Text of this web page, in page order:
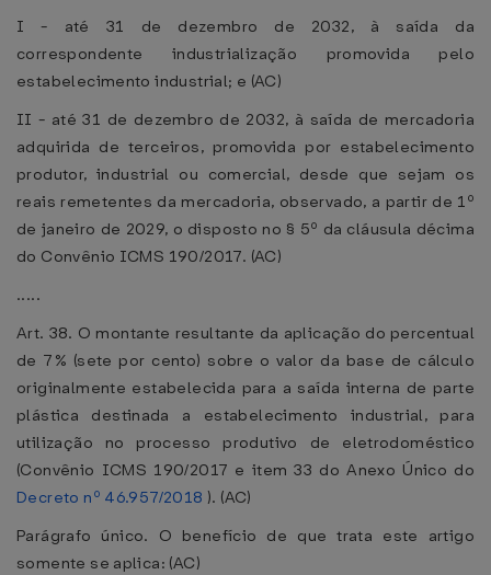
I - até 31 de dezembro de 2032, à saída da
correspondente industrialização promovida pelo
estabelecimento industrial; e (AC)
II - até 31 de dezembro de 2032, à saída de mercadoria
adquirida de terceiros, promovida por estabelecimento
produtor, industrial ou comercial, desde que sejam os
reais remetentes da mercadoria, observado, a partir de 1º
de janeiro de 2029, o disposto no § 5º da cláusula décima
do Convênio ICMS 190/2017. (AC)
.....
Art. 38. O montante resultante da aplicação do percentual
de 7% (sete por cento) sobre o valor da base de cálculo
originalmente estabelecida para a saída interna de parte
plástica destinada a estabelecimento industrial, para
utilização no processo produtivo de eletrodoméstico
(Convênio ICMS 190/2017 e item 33 do Anexo Único do
Decreto nº 46.957/2018 ). (AC)
Parágrafo único. O benefício de que trata este artigo
somente se aplica: (AC)